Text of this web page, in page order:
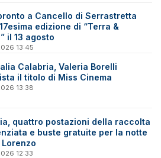
a Cancello di Serrastretta
edizione di “Terra &
il 13 agosto
13:45
Calabria, Valeria Borelli
il titolo di Miss Cinema
13:38
quattro postazioni della raccolta
e buste gratuite per la notte
12:33